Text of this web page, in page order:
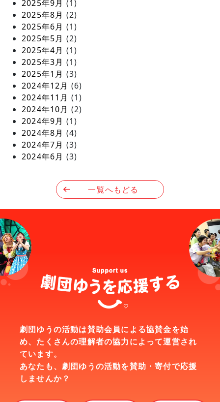
2025年9月 (1)
2025年8月 (2)
2025年6月 (1)
2025年5月 (2)
2025年4月 (1)
2025年3月 (1)
2025年1月 (3)
2024年12月 (6)
2024年11月 (1)
2024年10月 (2)
2024年9月 (1)
2024年8月 (4)
2024年7月 (3)
2024年6月 (3)
一覧へもどる
劇団ゆうの活動は賛助会員による協賛金を始
め、 たくさんの理解者の協力によって運営され
ています。
あなたも、劇団ゆうの活動を賛助・寄付で応援
しませんか？